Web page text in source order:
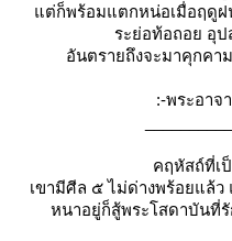
ต่ก็พร้อมแตกหน่อเมื่อฤดูฝ
ระย่อท้อถอย อุป
อันตรายถึงจะมาคุกคา
:-พระอาจ
คฤหัสถ์ที่เ
เขามีศีล ๕ ไม่ด่างพร้อยแล้
หนาอยู่ก็สู้พระโสดาบันที่